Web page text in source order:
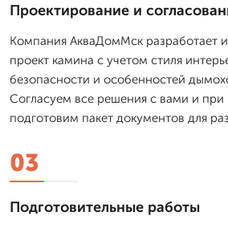
Проектирование и
Компания АкваДомМск разработает
проект камина с учетом стиля
безопасности и особенностей
Согласуем все решения с вами и
подготовим пакет документов для
03
Подготовительные работы